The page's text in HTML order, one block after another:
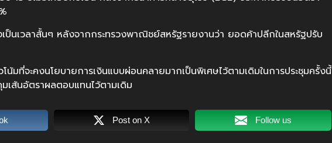
ป็นเวลาสั้นๆ หลังจากกระทรวงพาณิชย์สหรัฐรายงานว่า ยอดค้าปลีกในสหรัฐปรับ
มที่จะคงนโยบายการเงินแบบผ่อนคลายมากเป็นพิเศษไว้ตามเดิมในการประชุมครั้งนี้
เส้นอัตราผลตอบแทนไว้ตามเดิม
Post on X Follow us